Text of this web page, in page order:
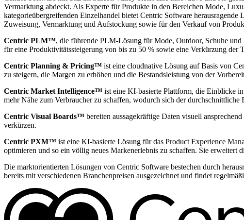
Vermarktung abdeckt. Als Experte für Produkte in den Bereichen Mode,
kategorieübergreifenden Einzelhandel bietet Centric Software
Zuweisung, Vermarktung und Aufstockung sowie für den Verkauf von
Centric PLM™, die führende PLM-Lösung für Mode, Outdoor, Schuhe
für eine Produktivitätssteigerung von bis zu 50 % sowie eine Verkürzung der
Centric Planning & Pricing™ ist eine cloudnative Lösung auf Basis von
zu steigern, die Margen zu erhöhen und die Bestandsleistung von der
Centric Market Intelligence™ ist eine KI-basierte Plattform, die Einblicke
mehr Nähe zum Verbraucher zu schaffen, wodurch sich der durchschnittliche
Centric Visual Boards™ bereiten aussagekräftige Daten visuell
verkürzen.
Centric PXM™ ist eine KI-basierte Lösung für das Product Experience
optimieren und so ein völlig neues Markenerlebnis zu schaffen. Sie erweitert
Die marktorientierten Lösungen von Centric Software bestechen durch
bereits mit verschiedenen Branchenpreisen ausgezeichnet und findet